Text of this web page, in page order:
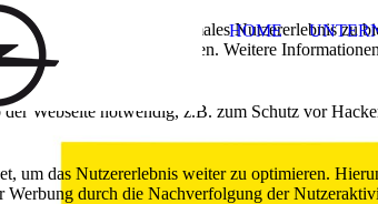
HOME
um Besuchern ein optimales Nutzererlebnis
in einem Drittland erfolgen. Weitere
Webseite notwendig, z.B. zum Schutz vor
um das Nutzererlebnis weiter zu optimieren.
Werbung durch die Nachverfolgung der